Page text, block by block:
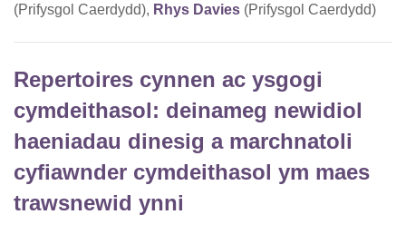
(Prifysgol Caerdydd), Rhys Davies (Prifysgol Caerdydd)
Repertoires cynnen ac ysgogi
cymdeithasol: deinameg newidiol
haeniadau dinesig a marchnatoli
cyfiawnder cymdeithasol ym maes
trawsnewid ynni